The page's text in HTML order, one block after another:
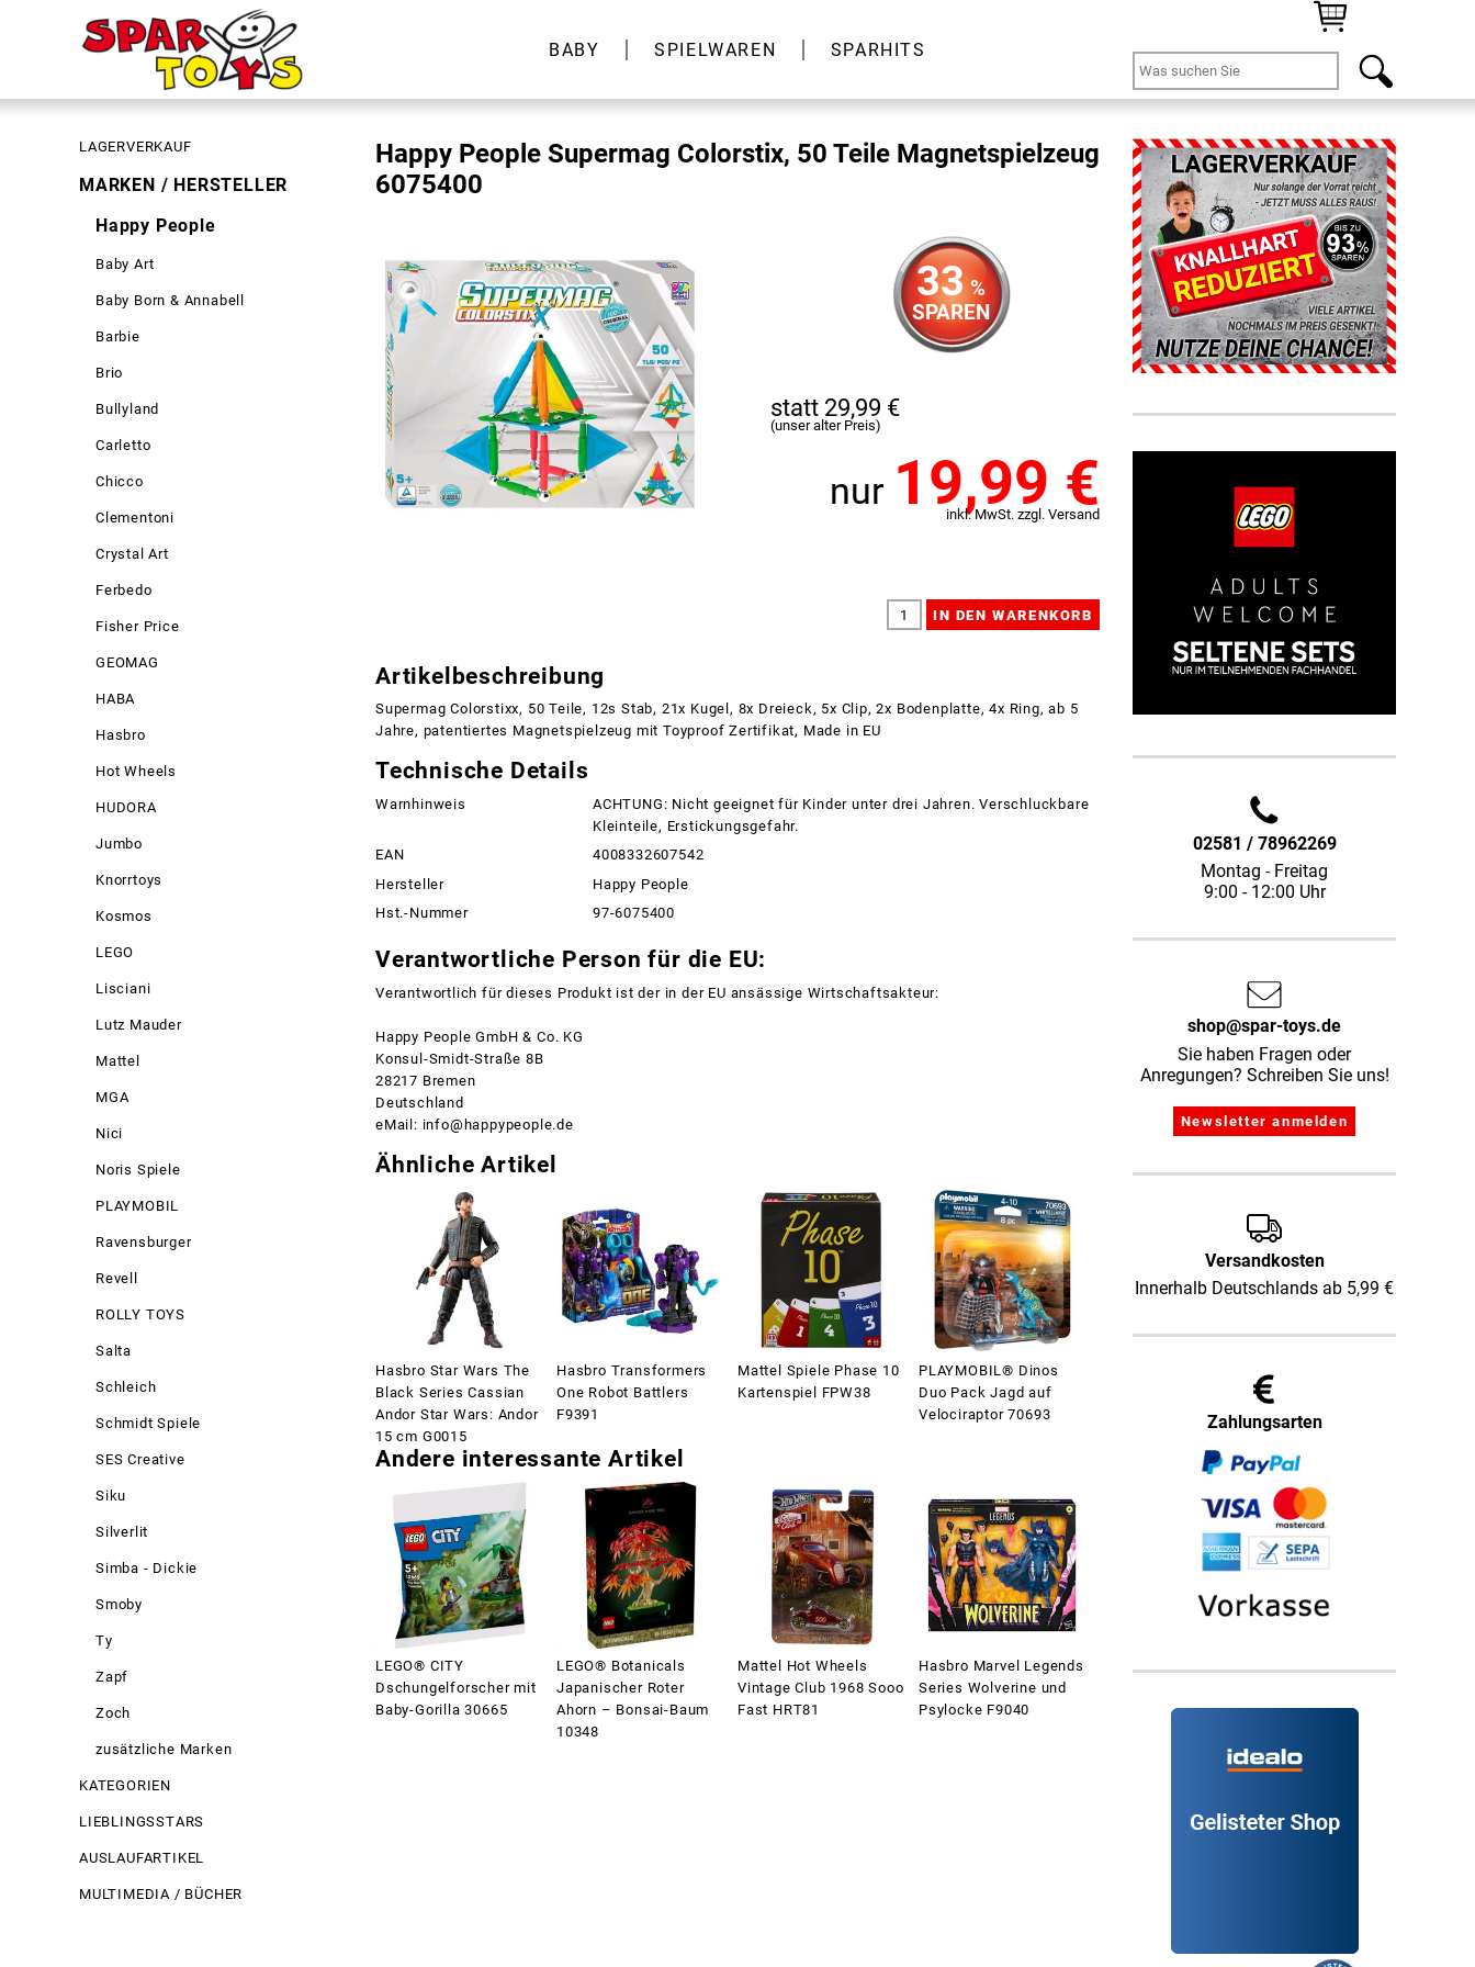
BABY SPIELWAREN SPARHITS
LAGERVERKAUF
MARKEN / HERSTELLER
Happy People
Baby Art
Baby Born & Annabell
Barbie
Brio
Bullyland
Carletto
Chicco
Clementoni
Crystal Art
Ferbedo
Fisher Price
GEOMAG
HABA
Hasbro
Hot Wheels
HUDORA
Jumbo
Knorrtoys
Kosmos
LEGO
Lisciani
Lutz Mauder
Mattel
MGA
Nici
Noris Spiele
PLAYMOBIL
Ravensburger
Revell
ROLLY TOYS
Salta
Schleich
Schmidt Spiele
SES Creative
Siku
Silverlit
Simba - Dickie
Smoby
Ty
Zapf
Zoch
zusätzliche Marken
KATEGORIEN
LIEBLINGSSTARS
AUSLAUFARTIKEL
MULTIMEDIA / BÜCHER
Happy People Supermag Colorstix, 50 Teile Magnetspielzeug
6075400
33 %
SPAREN
statt 29,99 €
(unser alter Preis)
nur 19,99 €
inkl. MwSt. zzgl. Versand
Artikelbeschreibung
Supermag Colorstixx, 50 Teile, 12s Stab, 21x Kugel, 8x Dreieck, 5x Clip, 2x Bodenplatte, 4x Ring, ab 5
Jahre, patentiertes Magnetspielzeug mit Toyproof Zertifikat, Made in EU
Technische Details
Warnhinweis
ACHTUNG: Nicht geeignet für Kinder unter drei Jahren. Verschluckbare
Kleinteile, Erstickungsgefahr.
EAN
4008332607542
Hersteller
Happy People
Hst.-Nummer
97-6075400
Verantwortliche Person für die EU:
Verantwortlich für dieses Produkt ist der in der EU ansässige Wirtschaftsakteur:
Happy People GmbH & Co. KG
Konsul-Smidt-Straße 8B
28217 Bremen
Deutschland
eMail: info@happypeople.de
Ähnliche Artikel
Hasbro Star Wars The
Black Series Cassian
Andor Star Wars: Andor
15 cm G0015
Hasbro Transformers
One Robot Battlers
F9391
Mattel Spiele Phase 10
Kartenspiel FPW38
PLAYMOBIL® Dinos
Duo Pack Jagd auf
Velociraptor 70693
Andere interessante Artikel
LEGO® CITY
Dschungelforscher mit
Baby-Gorilla 30665
LEGO® Botanicals
Japanischer Roter
Ahorn – Bonsai-Baum
10348
Mattel Hot Wheels
Vintage Club 1968 Sooo
Fast HRT81
Hasbro Marvel Legends
Series Wolverine und
Psylocke F9040
02581 / 78962269
Montag - Freitag
9:00 - 12:00 Uhr
shop@spar-toys.de
Sie haben Fragen oder
Anregungen? Schreiben Sie uns!
Versandkosten
Innerhalb Deutschlands ab 5,99 €
Zahlungsarten